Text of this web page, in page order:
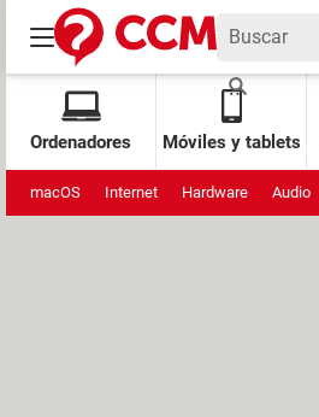
Ordenadores Móviles y tablets
macOS Internet Hardware Audio